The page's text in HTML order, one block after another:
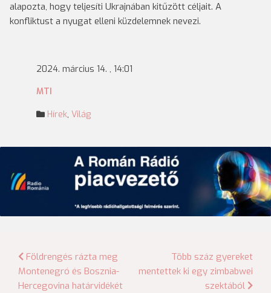
alapozta, hogy teljesíti Ukrajnában kitűzött céljait. A
konfliktust a nyugat elleni küzdelemnek nevezi.
2024. március 14. , 14:01
MTI
Hírek, Világ
Bejegyzés
navigáció
Földrengés rázta meg
Montenegró és Bosznia-
Hercegovina határvidékét
Több száz gyereket
mentettek ki egy zimbabwei
szektából